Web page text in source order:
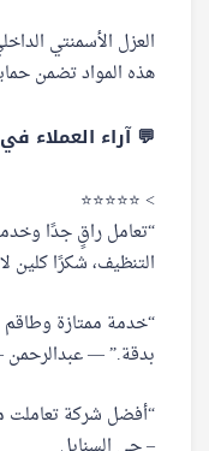
العزل الأسمنتي
هذه المواد تضمن
💬 آراء العملاء
> ⭐⭐⭐⭐⭐
“تعامل راقٍ جدًا
التنظيف، شكرًا كلين
“خدمة ممتازة
بدقة.” — عبدالرحمن
“أفضل شركة